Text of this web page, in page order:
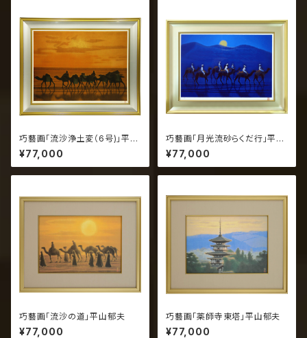
巧藝画「流沙浄土変（6号)」平山
郁夫
¥77,000
巧藝画「月光流砂らくだ行」平山
郁夫
¥77,000
巧藝画「流沙の道」平山郁夫
¥77,000
巧藝画「薬師寺東塔」平山郁夫
¥77,000